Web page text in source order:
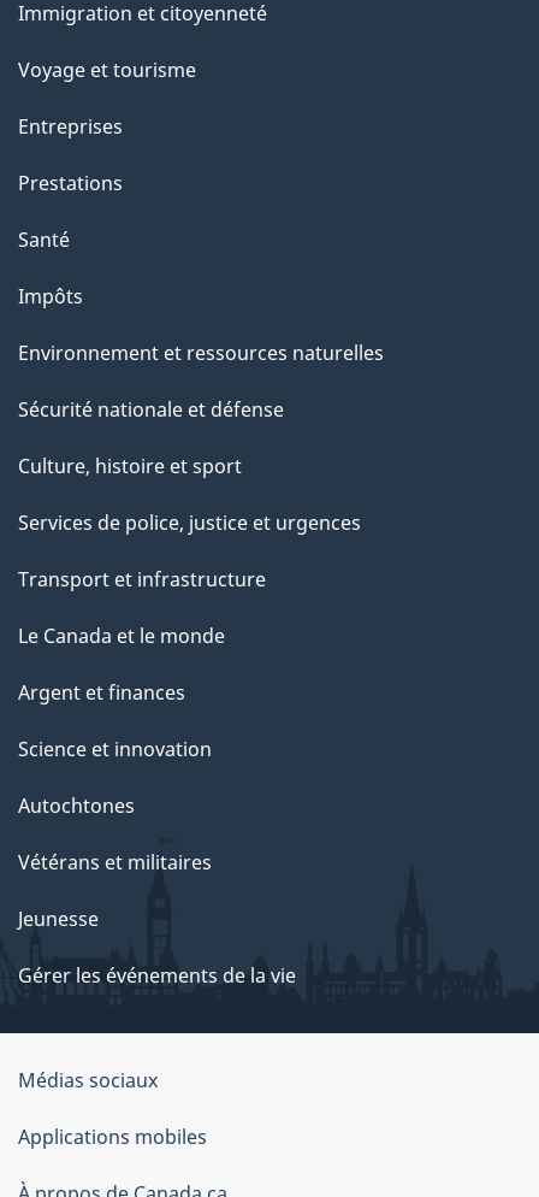
a
a
g
"
sujets
Immigration et citoyenneté
Voyage et tourisme
Entreprises
Prestations
Santé
Impôts
Environnement et ressources naturelles
Sécurité nationale et défense
Culture, histoire et sport
Services de police, justice et urgences
Transport et infrastructure
Le Canada et le monde
Argent et finances
Science et innovation
Autochtones
Vétérans et militaires
Jeunesse
Gérer les événements de la vie
Organisation
du
gouvernement
Médias sociaux
Applications mobiles